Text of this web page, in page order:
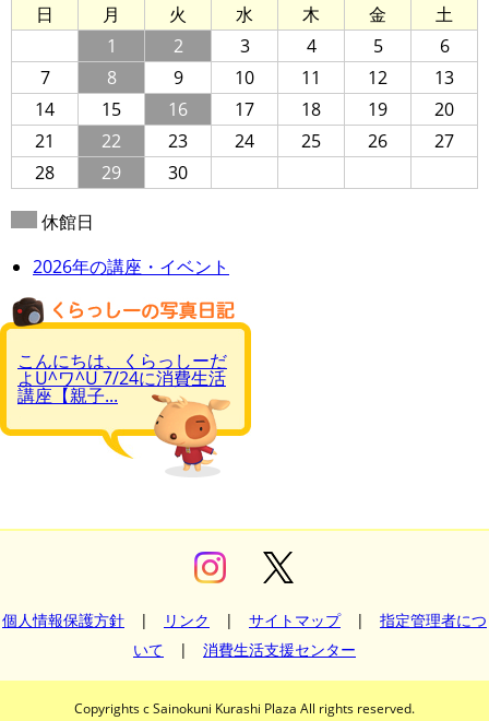
日
月 火 水 木 金
土
1
2 3 4 5
6
7
8 9 10 11 12
13
14
15 16 17 18 19
20
21
22 23 24 25 26
27
28
29 30
休館日
2026年の講座・イベント
こんにちは、くらっしーだ
よU^ワ^U 7/24に消費生活
講座【親子...
個人情報保護方針 | リンク | サイトマップ| 指定管理者につ
いて | 消費生活支援センター
Copyrights c Sainokuni Kurashi Plaza All rights reserved.